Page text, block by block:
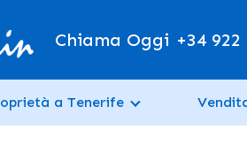
Chiama Oggi +34 922
a Tenerife